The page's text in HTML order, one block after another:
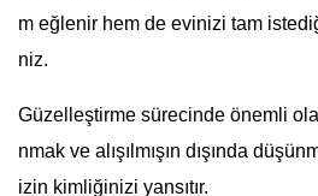
m eğlenir hem de evinizi tam
niz.
Güzelleştirme sürecinde önemli
nmak ve alışılmışın dışında
izin kimliğinizi yansıtır.